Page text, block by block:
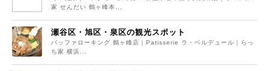
家 せんだい 鶴ヶ峰本...
瀬谷区・旭区・泉区の観光スポット
バッファローキング 鶴ヶ峰店｜Patisserie ラ・ベルデュール｜らっ
ち家 横浜...